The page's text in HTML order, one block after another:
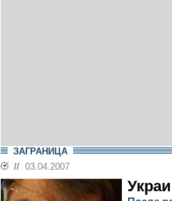
ЗАГРАНИЦА
// 03.04.2007